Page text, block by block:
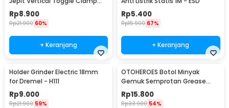
Hold Down Handle - GH-13009
Rp8.900
Rp21.900 60%
+ Keranjang
Rp5.400
Rp15.900 67%
+ Keranjang
Holder Grinder Electric 18mm
for Dremel - H111
Rp9.000
Rp21.900 59%
OTOHEROES Botol Minyak
Gemuk Semprotan Grease
Gun 250ml - Q001
Rp15.800
Rp33.900 54%